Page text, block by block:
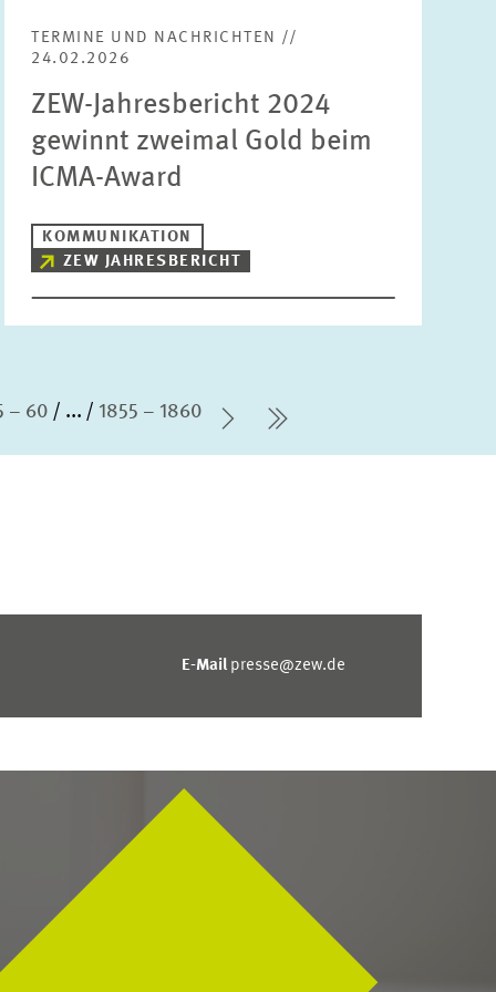
TERMINE UND NACHRICHTEN //
24.02.2026
ZEW-Jahresbericht 2024
gewinnt zweimal Gold beim
ICMA-Award
KOMMUNIKATION
ZEW JAHRESBERICHT
– 60 ... 1855 – 1860
Nächste Seite
letzte Seite
E-Mail presse@zew.de